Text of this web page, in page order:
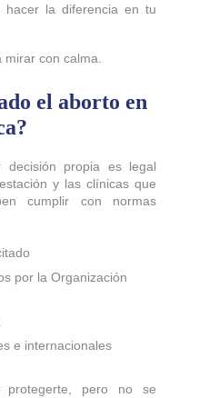
la diferencia en tu
con calma.
el aborto en
propia es legal
y las clínicas que
cumplir con normas
por la Organización
e internacionales
protegerte, pero no se